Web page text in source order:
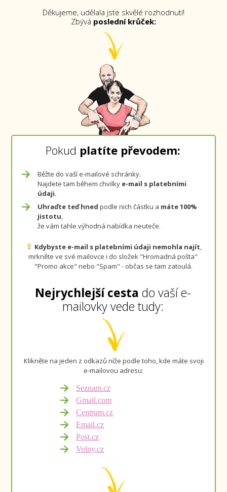
Děkujeme, udělala jste skvělé rozhodnutí!
Zbývá poslední krůček:
Pokud platíte převodem:
Běžte do vaší e-mailové schránky.
Najdete tam během chvilky e-mail s platebními
údaji.
Uhraďte teď hnedpodle nich částku a máte 100%
jistotu
že vám tahle výhodná nabídka neuteče.
Kdybyste e-mail s platebními údaji nemohla najít
mrkněte ve své mailovce i do složek "Hromadná pošta"
"Promo akce" nebo "Spam" - občas se tam zatoulá.
Nejrychlejší cesta do vašíe-
mailovky vede tudy:
Klikněte na jeden z odkazů níže podle toho, kde máte svoji
e-mailovou adresu:
Seznam.cz
Gmail.com
Centrum.cz
Email.cz
Post.cz
Volny.cz